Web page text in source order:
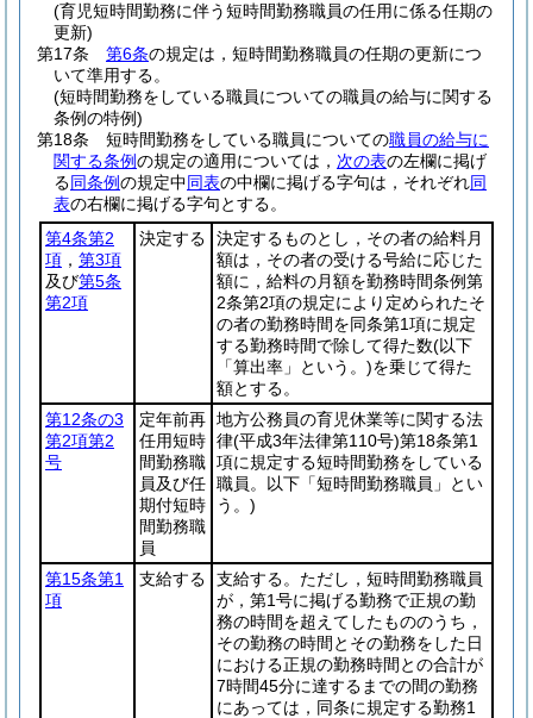
(育児短時間勤務に伴う短時間勤務職員の任用に係る任期の
更新)
第17条
第6条の規定は，短時間勤務職員の任期の更新につ
いて準用する。
(短時間勤務をしている職員についての職員の給与に関する
条例の特例)
第18条
短時間勤務をしている職員についての職員の給与に
関する条例の規定の適用については， 次の表の左欄に掲げ
る同条例の規定中同表の中欄に掲げる字句は，それぞれ同
表の右欄に掲げる字句とする。
第4条第2
項 ， 第3項
及び第5条
第2項
決定する
決定するものとし，その者の給料月
額は，その者の受ける号給に応じた
額に，給料の月額を勤務時間条例第
2条第2項の規定により定められたそ
の者の勤務時間を同条第1項に規定
する勤務時間で除して得た数(以下
「算出率」という。)を乗じて得た
額とする。
第12条の3
第2項第2
号
定年前再
任用短時
間勤務職
員及び任
期付短時
間勤務職
員
地方公務員の育児休業等に関する法
律(平成3年法律第110号)第18条第1
項に規定する短時間勤務をしている
職員。以下「短時間勤務職員」とい
う。)
第15条第1
項
支給する
支給する。ただし，短時間勤務職員
が，第1号に掲げる勤務で正規の勤
務の時間を超えてしたもののうち，
その勤務の時間とその勤務をした日
における正規の勤務時間との合計が
7時間45分に達するまでの間の勤務
にあっては，同条に規定する勤務1